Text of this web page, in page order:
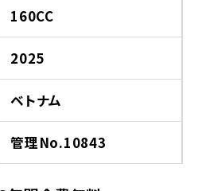
160CC
2025
ベトナム
管理No.10843
山
飾
田
川
宮
橋
古屋上小田井
中
島
松
岡西